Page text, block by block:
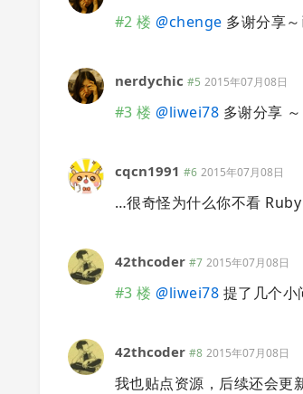
#2 楼 @chenge 多谢分享
nerdychic #5 2015年07月08日
#3 楼 @liwei78 多谢分享
cqcn1991 #6 2015年07月08日
…很奇怪为什么你不看
42thcoder #7 2015年07月08日
#3 楼 @liwei78 提了几个小
42thcoder #8 2015年07月08日
我也贴点资源，后续还会更